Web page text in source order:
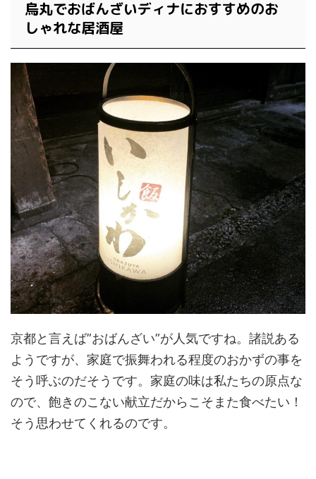
烏丸でおばんざいディナにおすすめのお
しゃれな居酒屋
京都と言えば”おばんざい”が人気ですね。諸説ある
ようですが、家庭で振舞われる程度のおかずの事を
そう呼ぶのだそうです。家庭の味は私たちの原点な
ので、飽きのこない献立だからこそまた食べたい！
そう思わせてくれるのです。